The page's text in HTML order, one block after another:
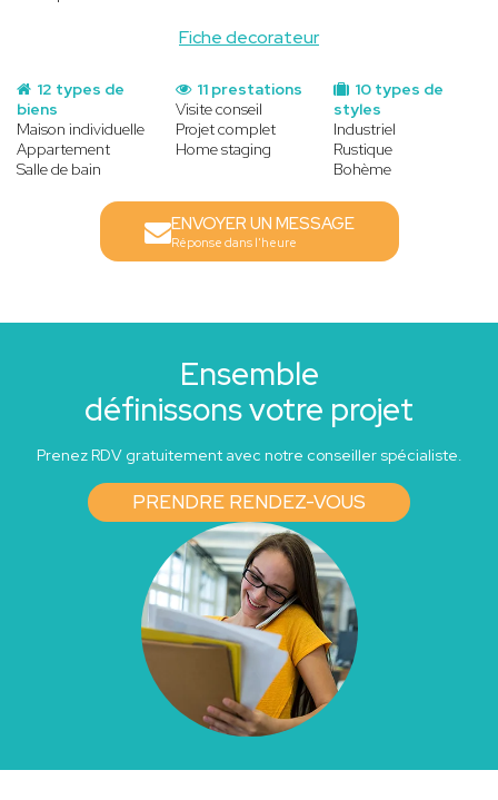
Fiche decorateur
12 types de
biens
Maison individuelle
Appartement
Salle de bain
10 types de
styles
Industriel
Rustique
Bohème
11 prestations
Visite conseil
Projet complet
Home staging
ENVOYER UN MESSAGE
Réponse dans l'heure
Ensemble
définissons votre projet
Prenez RDV gratuitement avec notre conseiller spécialiste.
PRENDRE RENDEZ-VOUS